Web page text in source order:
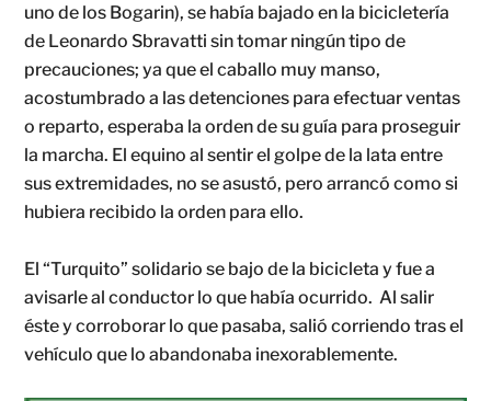
uno de los Bogarin), se había bajado en la bicicletería
de Leonardo Sbravatti sin tomar ningún tipo de
precauciones; ya que el caballo muy manso,
acostumbrado a las detenciones para efectuar ventas
o reparto, esperaba la orden de su guía para proseguir
la marcha. El equino al sentir el golpe de la lata entre
sus extremidades, no se asustó, pero arrancó como si
hubiera recibido la orden para ello.
El “Turquito” solidario se bajo de la bicicleta y fue a
avisarle al conductor lo que había ocurrido. Al salir
éste y corroborar lo que pasaba, salió corriendo tras el
vehículo que lo abandonaba inexorablemente.